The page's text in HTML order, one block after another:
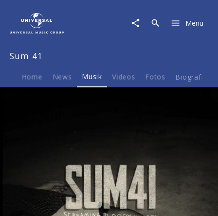
Musik
Screaming
Murder
Menu
Sum 41
Home News Musik Videos Fotos Biografie